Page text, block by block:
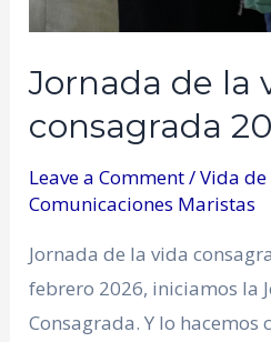
Jornada de la
consagrada
Leave a Comment/Vida
Comunicaciones Maristas
Jornada de la vida
febrero 2026, iniciamos la
Consagrada. Y lo hacemos